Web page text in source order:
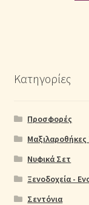
Κατηγορίες
Προσφορές
Μαξιλαροθήκες
Νυφικά Σετ
Ξενοδοχεία -
Σεντόνια